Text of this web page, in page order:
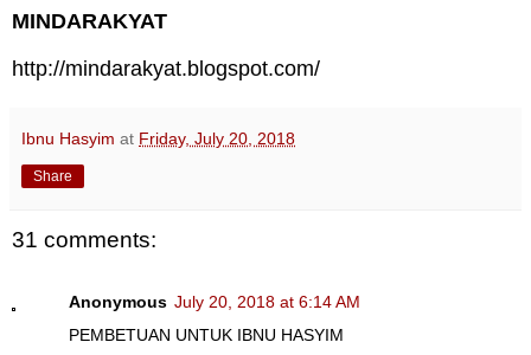
MINDARAKYAT
http://mindarakyat.blogspot.com/
Ibnu Hasyim at Friday, July 20, 2018
Share
31 comments:
Anonymous July 20, 2018 at 6:14 AM
PEMBETUAN UNTUK IBNU HASYIM